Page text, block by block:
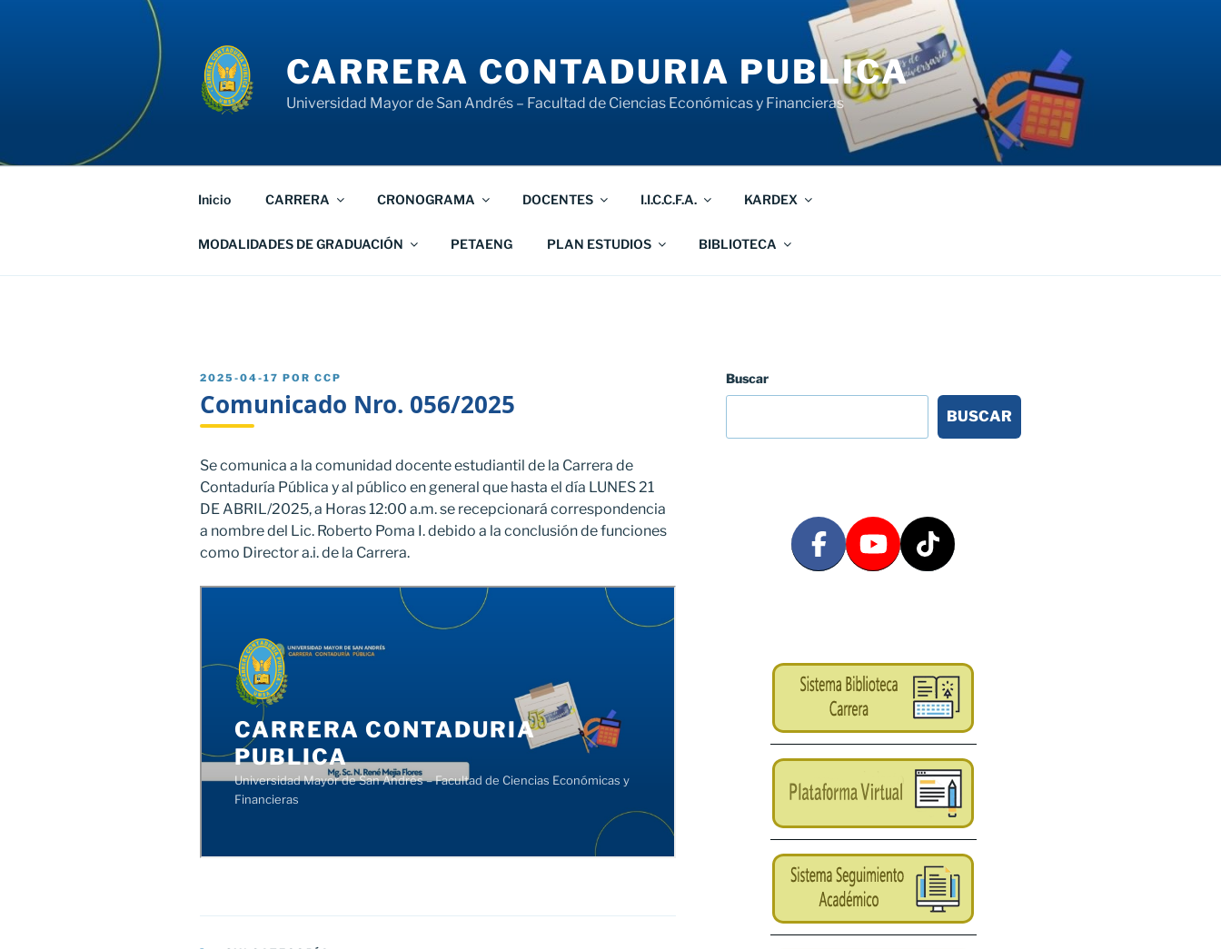
CARRERA CONTADURIA PUBLICA
Universidad Mayor de San Andrés – Facultad de Ciencias Económicas y Financieras
Inicio CARRERA CRONOGRAMA DOCENTES I.I.C.C.F.A. KARDEX
MODALIDADES DE GRADUACIÓN PETAENG PLAN ESTUDIOS BIBLIOTECA
PUBLICADO
2025-04-17 POR CCP
Comunicado Nro. 056/2025
Se comunica a la comunidad docente estudiantil de la Carrera de
Contaduría Pública y al público en general que hasta el día LUNES 21
DE ABRIL/2025, a Horas 12:00 a.m. se recepcionará correspondencia
a nombre del Lic. Roberto Poma I. debido a la conclusión de funciones
como Director a.i. de la Carrera.
Buscar
BUSCAR